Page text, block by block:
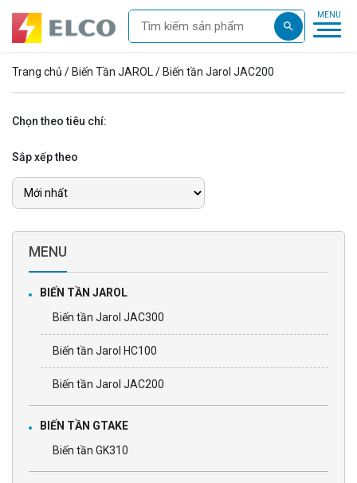
Trang chủ / Biến Tần JAROL / Biến tần Jarol JAC200
Chọn theo tiêu chí:
Sắp xếp theo
MENU
BIẾN TẦN JAROL
Biến tần Jarol JAC300
Biến tần Jarol HC100
Biến tần Jarol JAC200
BIẾN TẦN GTAKE
Biến tần GK310